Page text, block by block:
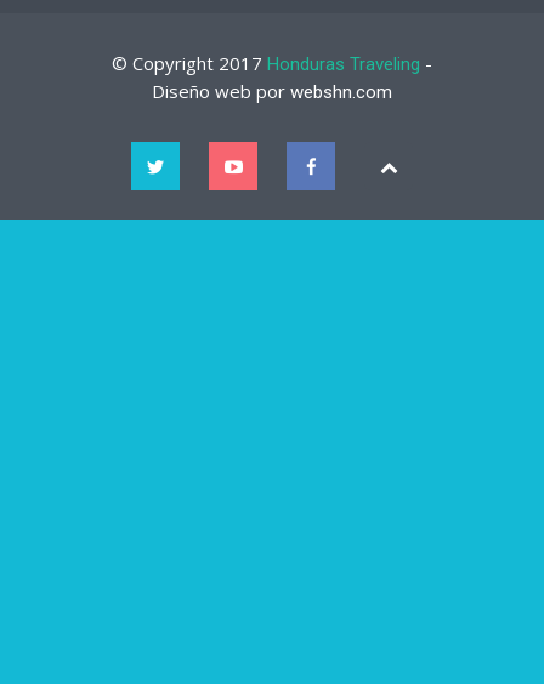
© Copyright 2017 Honduras Traveling -
Diseño web por webshn.com